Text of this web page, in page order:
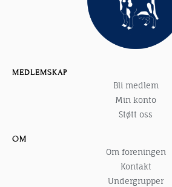
MEDLEMSKAP
Bli medlem
Min konto
Støtt oss
OM
Om foreningen
Kontakt
Undergrupper